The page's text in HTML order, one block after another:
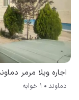
اجاره ویلا مرمر
دماوند 1 خوابه